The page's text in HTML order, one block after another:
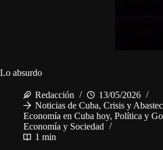
Lo absurdo
Redacción
13/05/2026
Noticias de Cuba, Crisis y
Economía en Cuba hoy, Política y
Economía y Sociedad
1 min